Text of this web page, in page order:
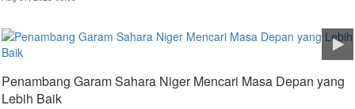
Penambang Garam Sahara Niger Mencari Masa Depan yang
Lebih Baik